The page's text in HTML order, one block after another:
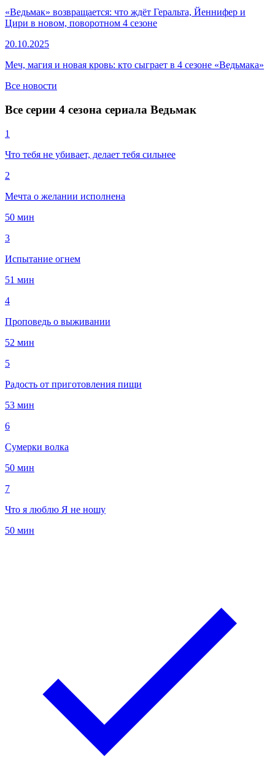
«Ведьмак» возвращается: что ждёт Геральта, Йеннифер и
Цири в новом, поворотном 4 сезоне
20.10.2025
Меч, магия и новая кровь: кто сыграет в 4 сезоне «Ведьмака»
Все новости
Все серии 4 сезона сериала Ведьмак
1
Что тебя не убивает, делает тебя сильнее
2
Мечта о желании исполнена
50 мин
3
Испытание огнем
51 мин
4
Проповедь о выживании
52 мин
5
Радость от приготовления пищи
53 мин
6
Сумерки волка
50 мин
7
Что я люблю Я не ношу
50 мин